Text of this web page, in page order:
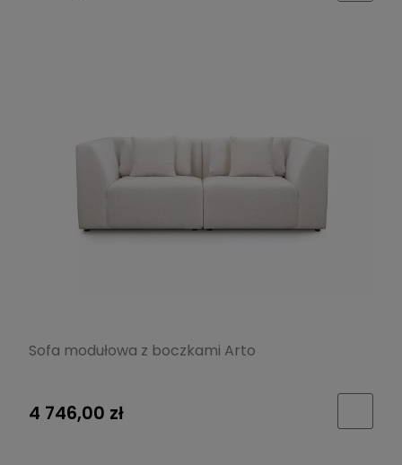
Sofa modułowa z boczkami Arto
4 746,00 zł